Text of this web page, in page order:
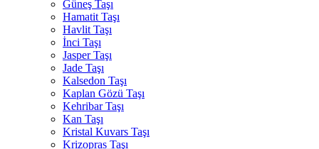
Güneş Taşı
Hamatit Taşı
Havlit Taşı
İnci Taşı
Jasper Taşı
Jade Taşı
Kalsedon Taşı
Kaplan Gözü Taşı
Kehribar Taşı
Kan Taşı
Kristal Kuvars Taşı
Krizopras Taşı